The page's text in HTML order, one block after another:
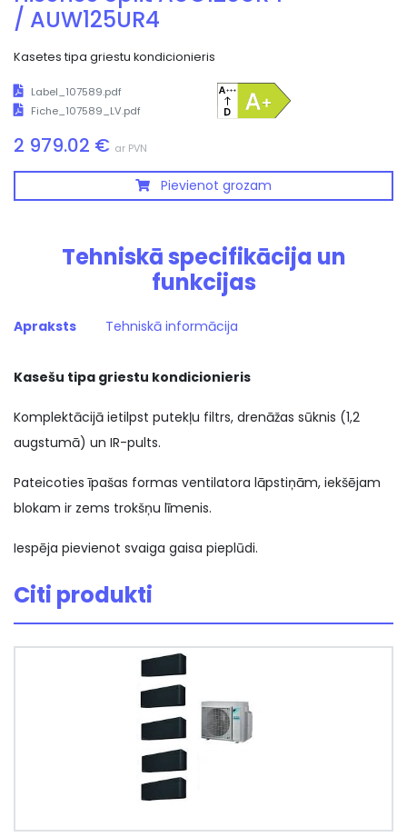
/ AUW125UR4
Kasetes tipa griestu kondicionieris
Label_107589.pdf
Fiche_107589_LV.pdf
2 979.02 € ar PVN
Pievienot grozam
Tehniskā specifikācija un
funkcijas
Apraksts Tehniskā informācija
Kasešu tipa griestu kondicionieris
Komplektācijā ietilpst putekļu filtrs, drenāžas sūknis (1,2
augstumā) un IR-pults.
Pateicoties īpašas formas ventilatora lāpstiņām, iekšējam
blokam ir zems trokšņu līmenis.
Iespēja pievienot svaiga gaisa pieplūdi.
Citi produkti